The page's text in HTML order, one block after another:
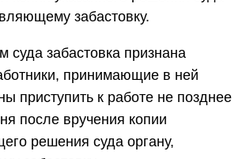
забастовку.
суда забастовка признана
принимающие в ней
приступить к работе не позднее
после вручения копии
решения суда органу,